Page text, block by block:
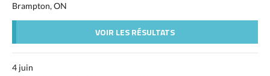
Brampton, ON
VOIR LES RÉSULTATS
4 juin